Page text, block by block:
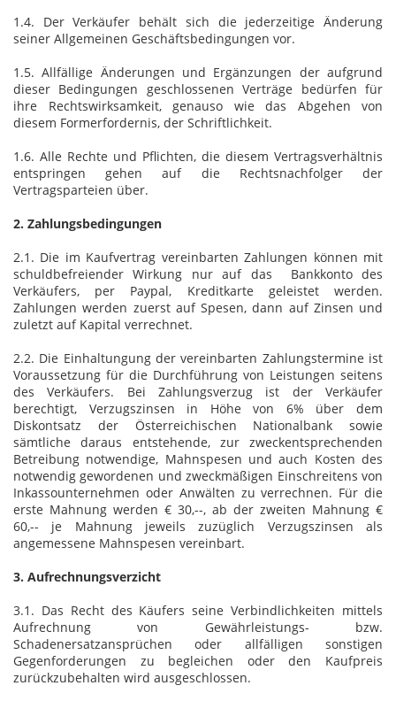
1.4. Der Verkäufer behält sich die jederzeitige Änderung
seiner Allgemeinen Geschäftsbedingungen vor.
1.5. Allfällige Änderungen und Ergänzungen der aufgrund
dieser Bedingungen geschlossenen Verträge bedürfen für
ihre Rechtswirksamkeit, genauso wie das Abgehen von
diesem Formerfordernis, der Schriftlichkeit.
1.6. Alle Rechte und Pflichten, die diesem Vertragsverhältnis
entspringen gehen auf die Rechtsnachfolger der
Vertragsparteien über.
2. Zahlungsbedingungen
2.1. Die im Kaufvertrag vereinbarten Zahlungen können mit
schuldbefreiender Wirkung nur auf das Bankkonto des
Verkäufers, per Paypal, Kreditkarte geleistet werden.
Zahlungen werden zuerst auf Spesen, dann auf Zinsen und
zuletzt auf Kapital verrechnet.
2.2. Die Einhaltungung der vereinbarten Zahlungstermine ist
Voraussetzung für die Durchführung von Leistungen seitens
des Verkäufers. Bei Zahlungsverzug ist der Verkäufer
berechtigt, Verzugszinsen in Höhe von 6% über dem
Diskontsatz der Österreichischen Nationalbank sowie
sämtliche daraus entstehende, zur zweckentsprechenden
Betreibung notwendige, Mahnspesen und auch Kosten des
notwendig gewordenen und zweckmäßigen Einschreitens von
Inkassounternehmen oder Anwälten zu verrechnen. Für die
erste Mahnung werden € 30,--, ab der zweiten Mahnung €
60,-- je Mahnung jeweils zuzüglich Verzugszinsen als
angemessene Mahnspesen vereinbart.
3. Aufrechnungsverzicht
3.1. Das Recht des Käufers seine Verbindlichkeiten mittels
Aufrechnung von Gewährleistungs- bzw.
Schadenersatzansprüchen oder allfälligen sonstigen
Gegenforderungen zu begleichen oder den Kaufpreis
zurückzubehalten wird ausgeschlossen.